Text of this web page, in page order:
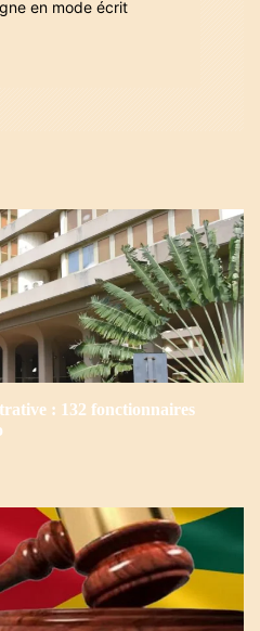
en mode écrit
: 132 fonctionnaires